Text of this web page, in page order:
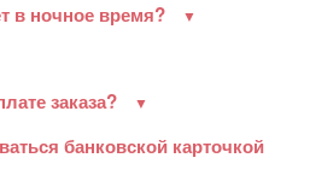
в ночное время?
заказа?
банковской карточкой